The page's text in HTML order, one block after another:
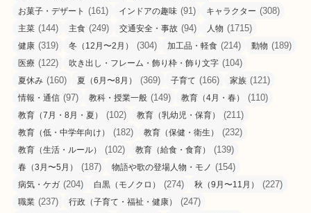
お菓子・デザート (161) インドアの趣味 (91) キャラクター (308)
主菜 (144) 主食 (249) 交通安全・事故 (94) 人物 (1715)
健康 (319) 冬（12月〜2月） (304) 加工品・軽食 (214) 動物 (189)
医療 (122) 吹き出し・フレーム・飾り枠・飾り文字 (104)
夏休み (160) 夏（6月〜8月） (369) 子育て (166) 家族 (121)
情報・通信 (97) 教科・授業一般 (149) 教育（4月・春） (110)
教育（7月・8月・夏） (102) 教育（乳幼児・保育） (211)
教育（低・中学年向け） (182) 教育（保健・衛生） (232)
教育（生活・ルール） (102) 教育（給食・食育） (139)
春（3月〜5月） (187) 物語や歌の登場人物・モノ (154)
病気・ケガ (204) 白黒（モノクロ） (274) 秋（9月〜11月） (227)
職業 (237) 行政（子育て・福祉・健康） (247)